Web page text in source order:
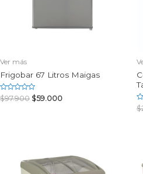
Ver más
Frigobar 67 Litros Maigas
Rated
0
$97.900 $59.000
0
$